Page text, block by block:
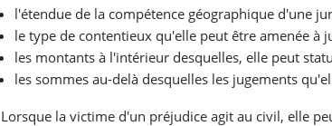
l'étendue de la compétence géographique d'une
le type de contentieux qu'elle peut être amenée à
les montants à l'intérieur desquelles, elle peut
les sommes au-delà desquelles les jugements
Lorsque la victime d'un préjudice agit au civil, elle